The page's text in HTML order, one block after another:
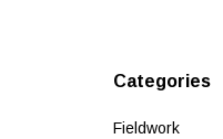
Categories
Fieldwork